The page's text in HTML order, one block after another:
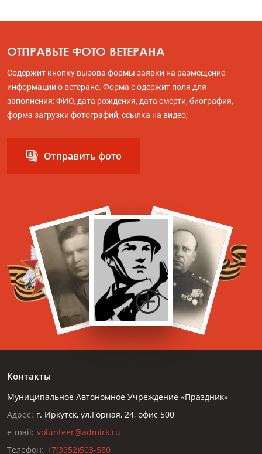
ОТПРАВЬТЕ ФОТО ВЕТЕРАНА
Содержит кнопку вызова формы заявки на размещение
информации о ветеране. Форма с одержит поля для
заполнения: ФИО, дата рождения, дата смерти, биография,
форма загрузки фотографий, ссылка на видео;
Отправить фото
Контакты
Муниципальное Автономное Учреждение «Праздник»
Адрес: г. Иркутск, ул.Горная, 24, офис 500
e-mail: volunteer@admirk.ru
Телефон: +7(3952)503-580